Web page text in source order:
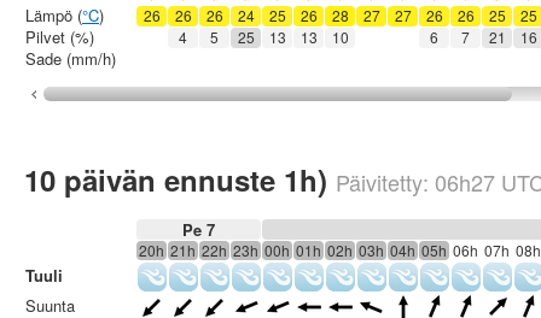
26 26 26 24 25 26 28 27 27 26 26 25
25
4
5 25 13 13 10 6 7 21 16
Lämpö (°C)
Pilvet (%)
Sade (mm/h)
10 päivän ennuste 1h) Päivitetty: 06h27
Pe 7
20h 21h 22h 23h 00h 01h 02h 03h 04h 05h 06h 07h 08h
Tuuli
Suunta